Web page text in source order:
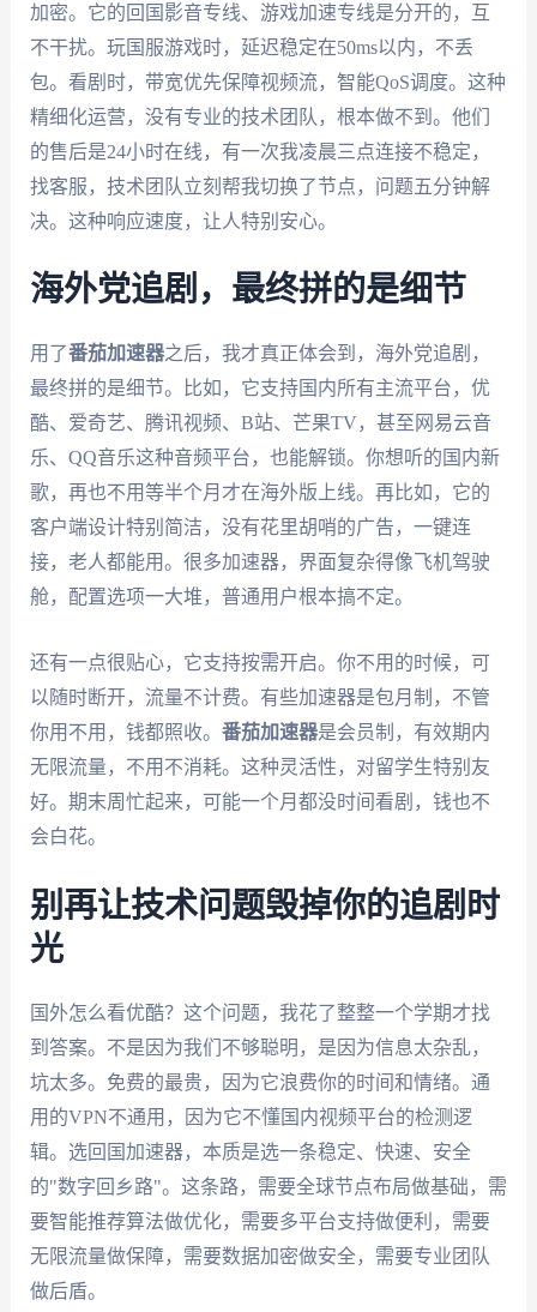
加密。它的回国影音专线、游戏加速专线是分开的，互
不干扰。玩国服游戏时，延迟稳定在50ms以内，不丢
包。看剧时，带宽优先保障视频流，智能QoS调度。这种
精细化运营，没有专业的技术团队，根本做不到。他们
的售后是24小时在线，有一次我凌晨三点连接不稳定，
找客服，技术团队立刻帮我切换了节点，问题五分钟解
决。这种响应速度，让人特别安心。
海外党追剧，最终拼的是细节
用了番茄加速器之后，我才真正体会到，海外党追剧，
最终拼的是细节。比如，它支持国内所有主流平台，优
酷、爱奇艺、腾讯视频、B站、芒果TV，甚至网易云音
乐、QQ音乐这种音频平台，也能解锁。你想听的国内新
歌，再也不用等半个月才在海外版上线。再比如，它的
客户端设计特别简洁，没有花里胡哨的广告，一键连
接，老人都能用。很多加速器，界面复杂得像飞机驾驶
舱，配置选项一大堆，普通用户根本搞不定。
还有一点很贴心，它支持按需开启。你不用的时候，可
以随时断开，流量不计费。有些加速器是包月制，不管
你用不用，钱都照收。 番茄加速器是会员制，有效期内
无限流量，不用不消耗。这种灵活性，对留学生特别友
好。期末周忙起来，可能一个月都没时间看剧，钱也不
会白花。
别再让技术问题毁掉你的追剧时
光
国外怎么看优酷？这个问题，我花了整整一个学期才找
到答案。不是因为我们不够聪明，是因为信息太杂乱，
坑太多。免费的最贵，因为它浪费你的时间和情绪。通
用的VPN不通用，因为它不懂国内视频平台的检测逻
辑。选回国加速器，本质是选一条稳定、快速、安全
的"数字回乡路"。这条路，需要全球节点布局做基础，需
要智能推荐算法做优化，需要多平台支持做便利，需要
无限流量做保障，需要数据加密做安全，需要专业团队
做后盾。